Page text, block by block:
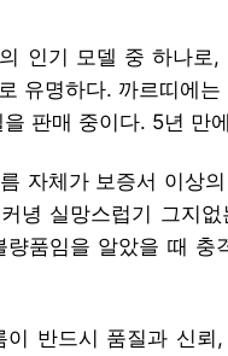
인기 모델 중 하나로
유명하다. 까르띠에
판매 중이다. 5년 만
자체가 보증서 이상
녕 실망스럽기 그지
량품임을 알았을 때
이 반드시 품질과 신